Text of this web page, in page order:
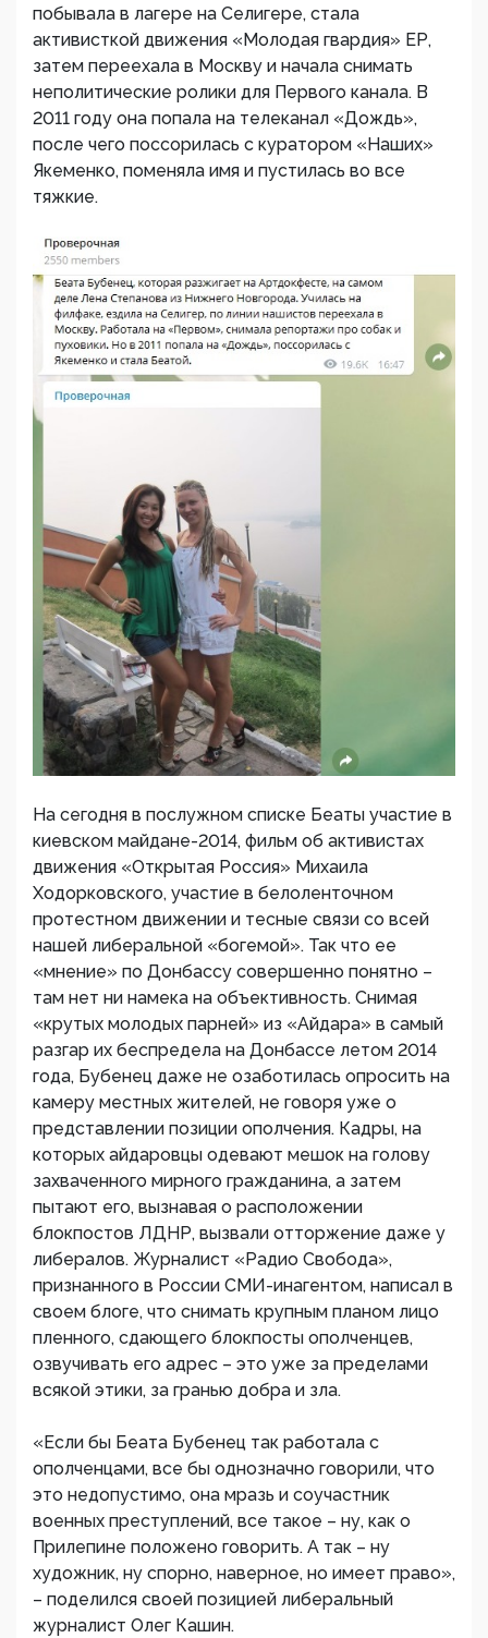
побывала в лагере на Селигере, стала
активисткой движения «Молодая гвардия» ЕР,
затем переехала в Москву и начала снимать
неполитические ролики для Первого канала. В
2011 году она попала на телеканал «Дождь»,
после чего поссорилась с куратором «Наших»
Якеменко, поменяла имя и пустилась во все
тяжкие.
На сегодня в послужном списке Беаты участие в
киевском майдане-2014, фильм об активистах
движения «Открытая Россия» Михаила
Ходорковского, участие в белоленточном
протестном движении и тесные связи со всей
нашей либеральной «богемой». Так что ее
«мнение» по Донбассу совершенно понятно –
там нет ни намека на объективность. Снимая
«крутых молодых парней» из «Айдара» в самый
разгар их беспредела на Донбассе летом 2014
года, Бубенец даже не озаботилась опросить на
камеру местных жителей, не говоря уже о
представлении позиции ополчения. Кадры, на
которых айдаровцы одевают мешок на голову
захваченного мирного гражданина, а затем
пытают его, вызнавая о расположении
блокпостов ЛДНР, вызвали отторжение даже у
либералов. Журналист «Радио Свобода»,
признанного в России СМИ-инагентом, написал в
своем блоге, что снимать крупным планом лицо
пленного, сдающего блокпосты ополченцев,
озвучивать его адрес – это уже за пределами
всякой этики, за гранью добра и зла.
«Если бы Беата Бубенец так работала с
ополченцами, все бы однозначно говорили, что
это недопустимо, она мразь и соучастник
военных преступлений, все такое – ну, как о
Прилепине положено говорить. А так – ну
художник, ну спорно, наверное, но имеет право»,
– поделился своей позицией либеральный
журналист Олег Кашин.